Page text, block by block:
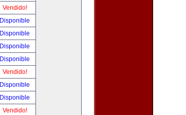
Vendido!
Disponible
Disponible
Disponible
Disponible
Vendido!
Disponible
Disponible
Vendido!